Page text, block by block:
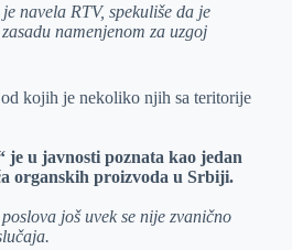
navela RTV, spekuliše da je
namenjenom za uzgoj
kojih je nekoliko njih sa teritorije
je u javnosti poznata kao jedan
organskih proizvoda u Srbiji.
još uvek se nije zvanično